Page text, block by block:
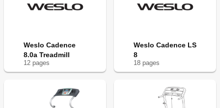
Weslo Cadence
8.0a Treadmill
12 pages
Weslo Cadence LS
8
18 pages